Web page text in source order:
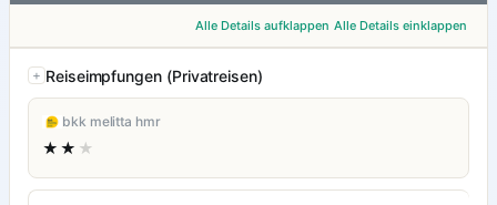
Alle Details aufklappen Alle Details einklappen
Reiseimpfungen (Privatreisen)
bkk melitta hmr
★★ ★